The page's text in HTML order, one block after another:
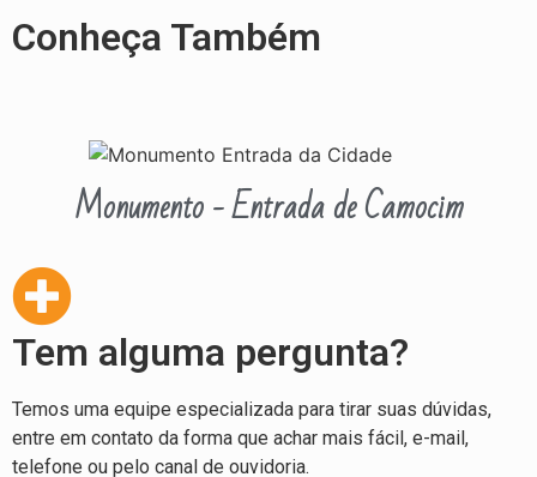
Conheça Também
Monumento - Entrada de Camocim
Tem alguma pergunta?
Temos uma equipe especializada para tirar suas dúvidas,
entre em contato da forma que achar mais fácil, e-mail,
telefone ou pelo canal de ouvidoria.